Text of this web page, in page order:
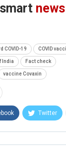
news
COVID-19 COVID
India Fact check
vaccine Covaxin
Twitter